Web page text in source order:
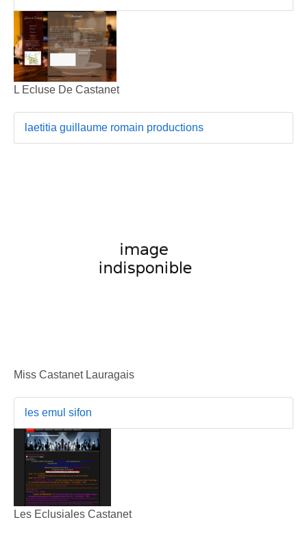
L Ecluse De Castanet
laetitia guillaume romain productions
Miss Castanet Lauragais
les emul sifon
Les Eclusiales Castanet